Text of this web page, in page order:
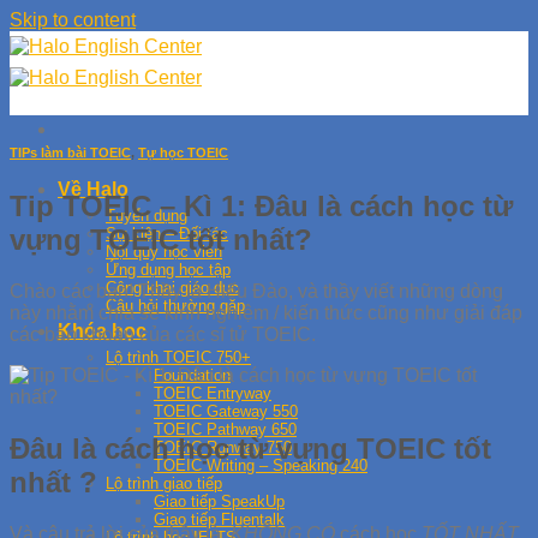
Skip to content
Về Halo
Tuyển dụng
Sự kiện – Đối tác
Nội quy học viên
Ứng dụng học tập
Công khai giáo dục
Câu hỏi thường gặp
Khóa học
Lộ trình TOEIC 750+
Foundation
TOEIC Entryway
TOEIC Gateway 550
TOEIC Pathway 650
TOEIC Runway 750
TOEIC Writing – Speaking 240
Lộ trình giao tiếp
Giao tiếp SpeakUp
Giao tiếp Fluentalk
TIPs làm bài TOEIC, Tự học TOEIC
Tip TOEIC – Kì 1: Đâu là cách học từ
vựng TOEIC tốt nhất?
Chào các bạn! Thầy là Hiếu Đào, và thầy viết những dòng
này nhằm chia sẻ kinh nghiệm / kiến thức cũng như giải đáp
các băn khoăn của các sĩ tử TOEIC.
Đâu là cách học từ vựng TOEIC tốt
nhất ?
Và câu trả lời của thầy là,KHÔNG CÓ cách học TỐT NHẤT,